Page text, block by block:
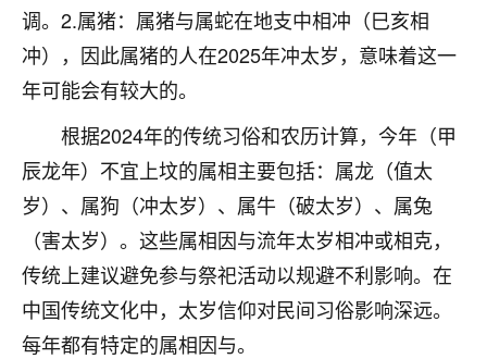
调。2.属猪：属猪与属蛇在地支中相冲（巳亥相
冲），因此属猪的人在2025年冲太岁，意味着这一
年可能会有较大的。
根据2024年的传统习俗和农历计算，今年（甲
辰龙年）不宜上坟的属相主要包括：属龙（值太
岁）、属狗（冲太岁）、属牛（破太岁）、属兔
（害太岁）。这些属相因与流年太岁相冲或相克，
传统上建议避免参与祭祀活动以规避不利影响。在
中国传统文化中，太岁信仰对民间习俗影响深远。
每年都有特定的属相因与。
1天前 来自四川 9
金白水清
鹿森：慧来老师微信：gjsy0624
1天前 来自江西 12
青春168
我也想要，我也想要！
2天前 来自山西 15